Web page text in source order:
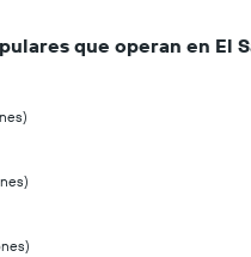
que operan en El